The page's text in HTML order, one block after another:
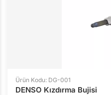
Ürün Kodu: DG-001
DENSO Kızdırma Bujisi